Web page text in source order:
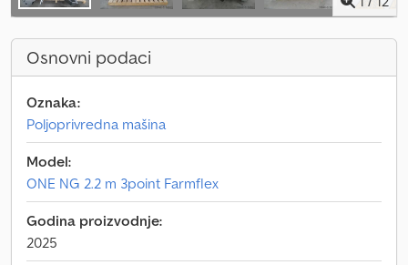
Osnovni podaci
Oznaka:
Poljoprivredna mašina
Model:
ONE NG 2.2 m 3point Farmflex
Godina proizvodnje:
2025